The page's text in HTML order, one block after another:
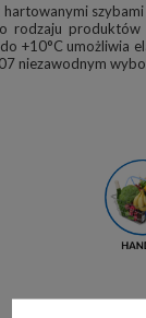
rodzaju
+10°C umożliwia
niezawodnym